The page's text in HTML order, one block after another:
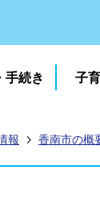
手続き 子
報 香南市の概